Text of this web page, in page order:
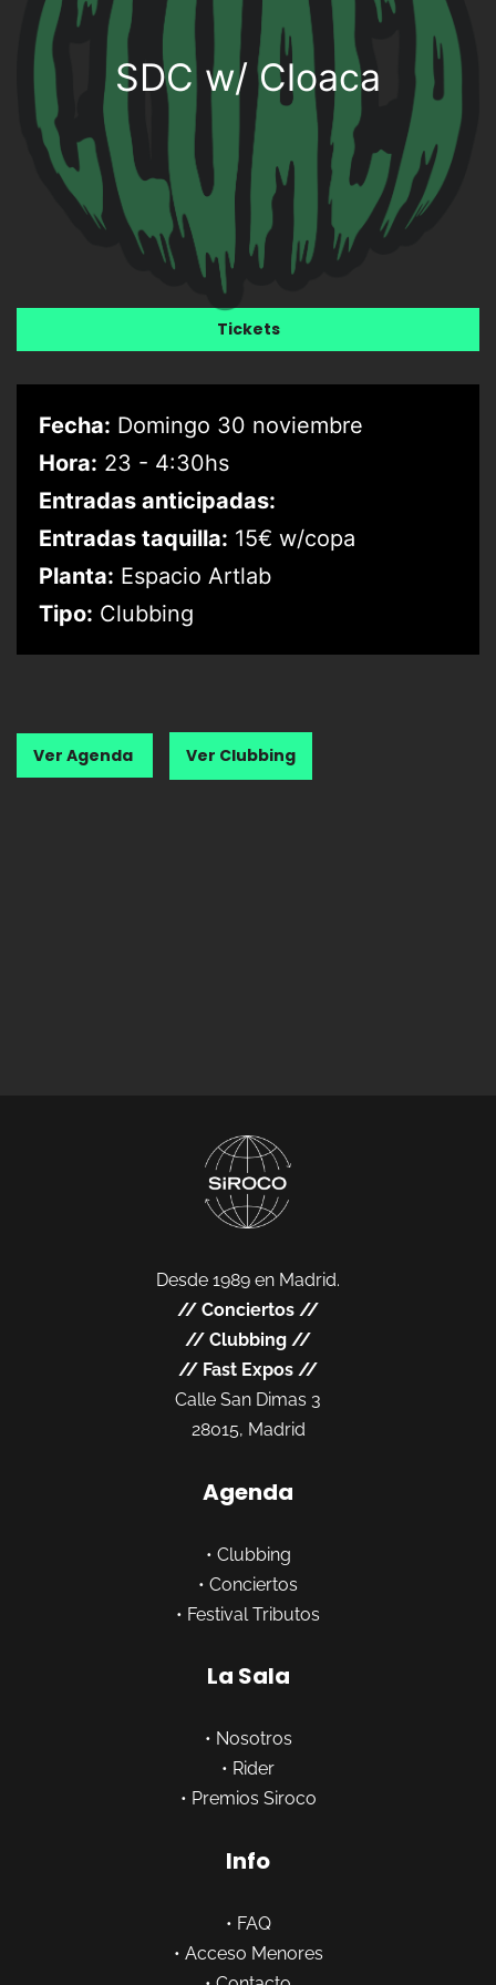
SDC w/ Cloaca
Tickets
Fecha: Domingo 30 noviembre
Hora: 23 - 4:30hs
Entradas anticipadas:
Entradas taquilla: 15€ w/copa
Planta: Espacio Artlab
Tipo: Clubbing
Ver Agenda Ver Clubbing
Desde 1989 en Madrid.
// Conciertos //
// Clubbing //
// Fast Expos //
Calle San Dimas 3
28015, Madrid
Agenda
• Clubbing
• Conciertos
• Festival Tributos
La Sala
• Nosotros
• Rider
• Premios Siroco
Info
• FAQ
• Acceso Menores